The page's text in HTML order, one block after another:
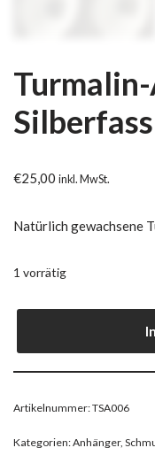
€25,00 inkl. MwSt.
Natürlich gewachsene
1 vorrätig
Artikelnummer:TSA006
Kategorien:Anhänger,